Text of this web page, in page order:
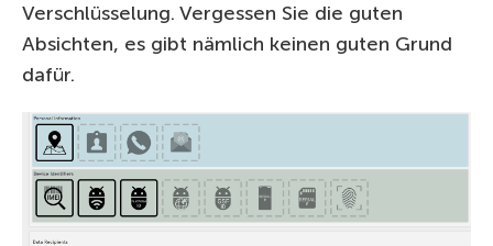
Verschlüsselung. Vergessen Sie die guten
Absichten, es gibt nämlich keinen guten Grund
dafür.